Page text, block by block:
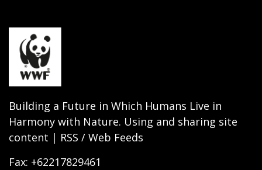
Building a Future in Which Humans Live in
Harmony with Nature. Using and sharing site
content | RSS / Web Feeds
Fax: +62217829461